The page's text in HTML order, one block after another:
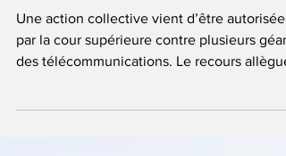
une action collective
Une action collective vient d’être autorisée
par la cour supérieure contre plusieurs